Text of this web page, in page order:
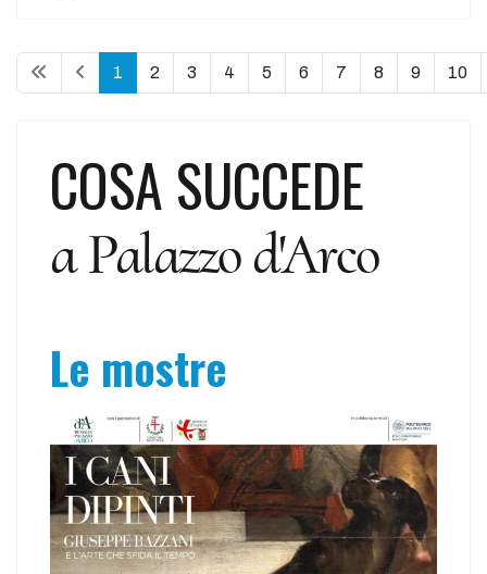
1 2 3 4 5 6 7 8 9 10
COSA SUCCEDE
a Palazzo d'Arco
Le mostre